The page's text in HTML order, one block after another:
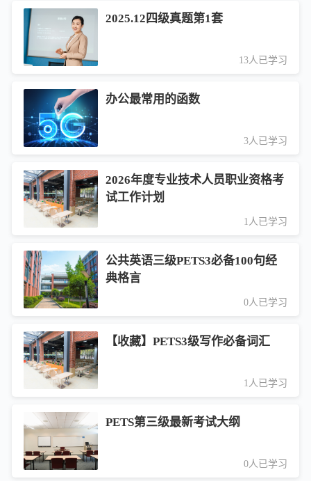
2025.12四级真题第1套
13人已学习
办公最常用的函数
3人已学习
2026年度专业技术人员职业资格考
试工作计划
1人已学习
公共英语三级PETS3必备100句经
典格言
0人已学习
【收藏】PETS3级写作必备词汇
1人已学习
PETS第三级最新考试大纲
0人已学习